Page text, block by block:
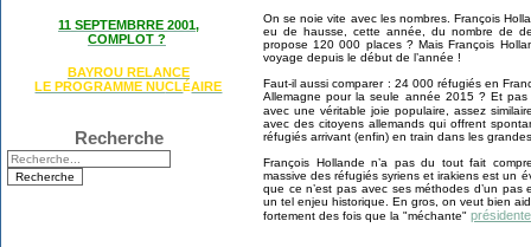
11 SEPTEMBRRE 2001,
COMPLOT ?
BAYROU RELANCE
LE PROGRAMME NUCLÉAIRE
Recherche
On se noie vite avec les nombres. François
eu de hausse, cette année, du nombre de
propose 120 000 places ? Mais François
voyage depuis le début de l’année !
Faut-il aussi comparer : 24 000 réfugiés en
Allemagne pour la seule année 2015 ? Et pas
avec une véritable joie populaire, assez
avec des citoyens allemands qui offrent
réfugiés arrivant (enfin) en train dans les
François Hollande n’a pas du tout fait
massive des réfugiés syriens et irakiens est un
que ce n’est pas avec ses méthodes d’un
un tel enjeu historique. En gros, on veut bien
fortement des fois que la "méchante"